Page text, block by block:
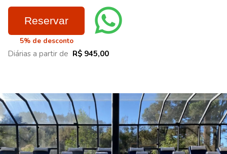
Reservar
5% de desconto
Diárias a partir de R$ 945,00